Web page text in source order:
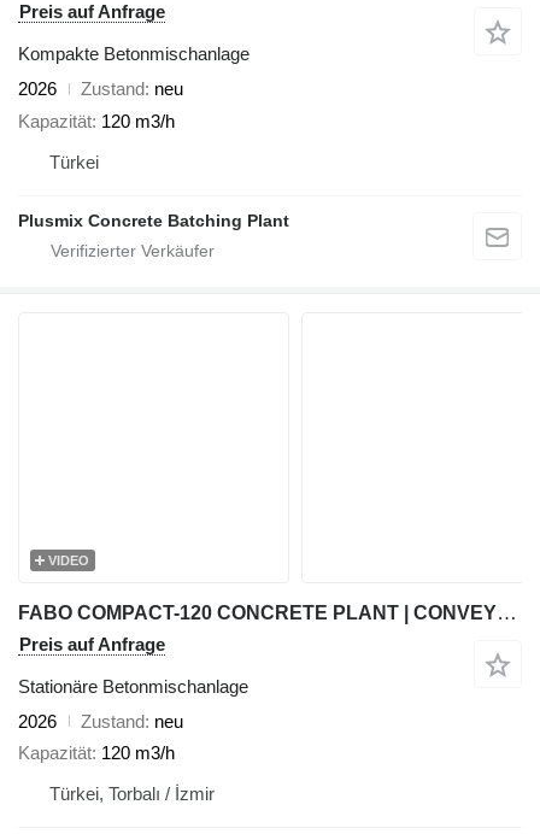
Preis auf Anfrage
Kompakte Betonmischanlage
2026
Zustand neu
Kapazität 120 m3/h
Türkei
Plusmix Concrete Batching Plant
VIDEO
FABO COMPACT-120 CONCRETE PLANT | CONVEYOR TYPE
Preis auf Anfrage
Stationäre Betonmischanlage
2026
Zustand neu
Kapazität 120 m3/h
Türkei, Torbalı / İzmir